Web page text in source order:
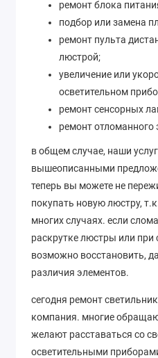
ремонт блока
подбор или замена
ремонт пульта
люстрой;
увеличение или
осветительном
ремонт сенсорных
ремонт отломанного
в общем случае, наши
вышеописанными
теперь вы можете не
покупать новую люстру,
многих случаях. если
раскрутке люстры или при
возможно восстановить,
различия элементов.
сегодня ремонт
компания. многие
желают расставаться со
осветительными